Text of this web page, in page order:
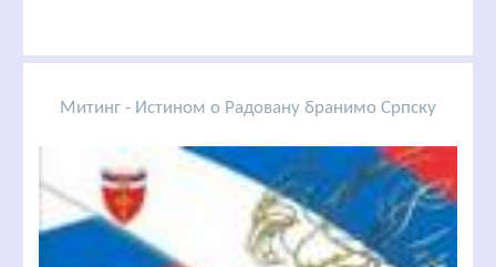
Митинг - Истином о Радовану бранимо Српску